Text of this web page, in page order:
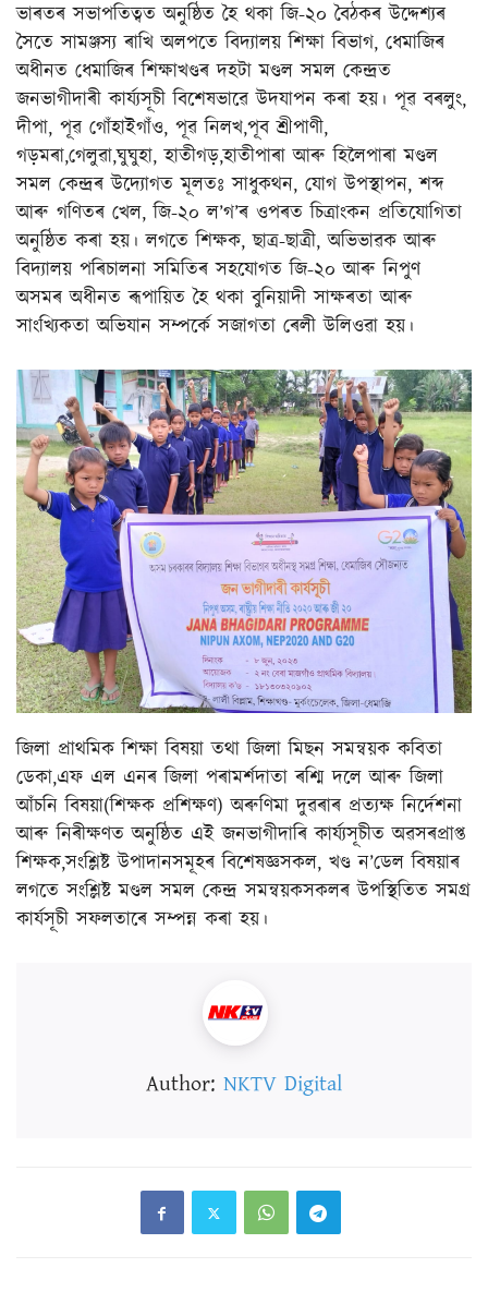
ভাৰতৰ সভাপতিত্বত অনুষ্ঠিত হৈ থকা জি-২০ বৈঠকৰ উদ্দেশ্যৰ
সৈতে সামঞ্জস্য ৰাখি অলপতে বিদ্যালয় শিক্ষা বিভাগ, ধেমাজিৰ
অধীনত ধেমাজিৰ শিক্ষাখণ্ডৰ দহটা মণ্ডল সমল কেন্দ্ৰত
জনভাগীদাৰী কাৰ্য্যসূচী বিশেষভাৱে উদযাপন কৰা হয়। পূৱ বৰলুং,
দীপা, পূৱ গোঁহাইগাঁও, পূৱ নিলখ,পূব শ্ৰীপাণী,
গড়মৰা,গেলুৱা,ঘুঘুহা, হাতীগড়,হাতীপাৰা আৰু হিলৈপাৰা মণ্ডল
সমল কেন্দ্ৰৰ উদ্যোগত মূলতঃ সাধুকথন, যোগ উপস্থাপন, শব্দ
আৰু গণিতৰ খেল, জি-২০ ল’গ’ৰ ওপৰত চিত্ৰাংকন প্ৰতিযোগিতা
অনুষ্ঠিত কৰা হয়। লগতে শিক্ষক, ছাত্র-ছাত্ৰী, অভিভাৱক আৰু
বিদ্যালয় পৰিচালনা সমিতিৰ সহযোগত জি-২০ আৰু নিপুণ
অসমৰ অধীনত ৰূপায়িত হৈ থকা বুনিয়াদী সাক্ষৰতা আৰু
সাংখ্যিকতা অভিযান সম্পৰ্কে সজাগতা ৰেলী উলিওৱা হয়।
জিলা প্ৰাথমিক শিক্ষা বিষয়া তথা জিলা মিছন সমন্বয়ক কবিতা
ডেকা,এফ এল এনৰ জিলা পৰামৰ্শদাতা ৰশ্মি দলে আৰু জিলা
আঁচনি বিষয়া(শিক্ষক প্ৰশিক্ষণ) অৰুণিমা দুৱৰাৰ প্ৰত্যক্ষ নিৰ্দেশনা
আৰু নিৰীক্ষণত অনুষ্ঠিত এই জনভাগীদাৰি কাৰ্য্যসূচীত অৱসৰপ্ৰাপ্ত
শিক্ষক,সংশ্লিষ্ট উপাদানসমূহৰ বিশেষজ্ঞসকল, খণ্ড ন’ডেল বিষয়াৰ
লগতে সংশ্লিষ্ট মণ্ডল সমল কেন্দ্ৰ সমন্বয়কসকলৰ উপস্থিতিত সমগ্ৰ
কাৰ্যসূচী সফলতাৰে সম্পন্ন কৰা হয়।
Author: NKTV Digital